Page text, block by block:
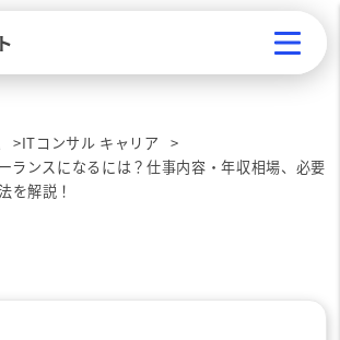
ITコンサル キャリア
ランスになるには？仕事内容・年収相場、必要
を解説！